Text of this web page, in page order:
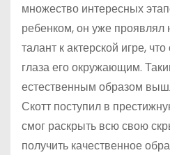
множество интересных
ребенком, он уже
талант к актерской игре,
глаза его окружающим.
естественным образом
Скотт поступил в
смог раскрыть всю свою
получить качественное